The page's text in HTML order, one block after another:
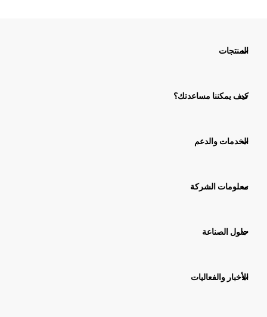
المنتجات
كيف يمكننا مساعدتك؟
الخدمات والدعم
معلومات الشركة
حلول الصناعة
الأخبار والفعاليات